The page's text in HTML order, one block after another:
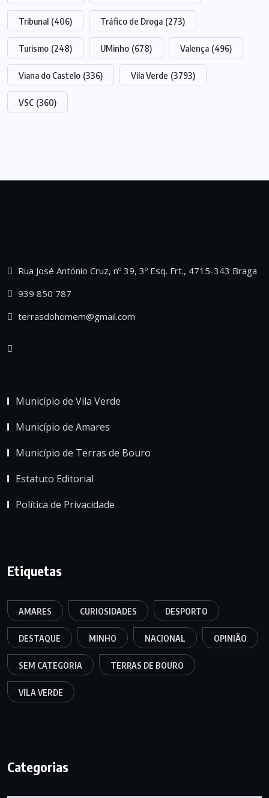
Tribunal (406) Tráfico de Droga (273)
Turismo (248) UMinho (678) Valença (496)
Viana do Castelo (336) Vila Verde (3793)
VSC (360)
Rua José António Cruz, nº 39, 3º Esq. Frt., 4715-343 Braga
939 850 787
terrasdohomem@gmail.com
Município de Vila Verde
Município de Amares
Município de Terras de Bouro
Estatuto Editorial
Política de Privacidade
Etiquetas
AMARES CURIOSIDADES DESPORTO
DESTAQUE MINHO NACIONAL OPINIÃO
SEM CATEGORIA TERRAS DE BOURO
VILA VERDE
Categorias